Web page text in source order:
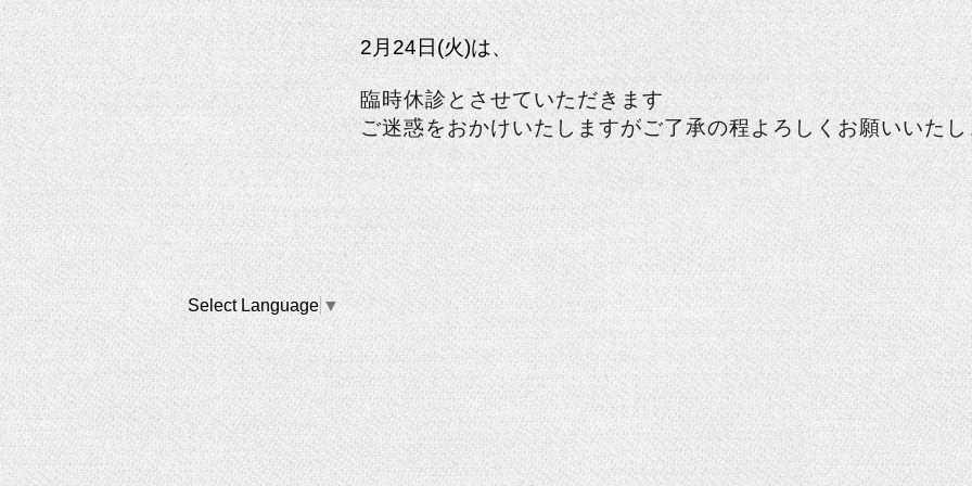
2月24日(火)は、
臨時休診とさせていただきます
ご迷惑をおかけいたしますがご了承の程よろしくお願いいた
Select Language ▼